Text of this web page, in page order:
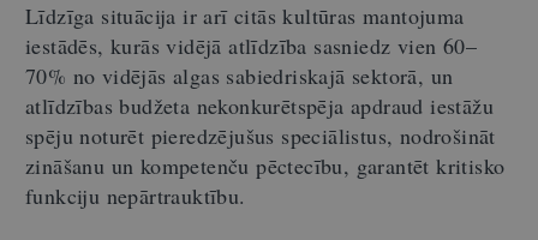
Līdzīga situācija ir arī citās kultūras mantojuma
iestādēs, kurās vidējā atlīdzība sasniedz vien 60–
70% no vidējās algas sabiedriskajā sektorā, un
atlīdzības budžeta nekonkurētspēja apdraud iestāžu
spēju noturēt pieredzējušus speciālistus, nodrošināt
zināšanu un kompetenču pēctecību, garantēt kritisko
funkciju nepārtrauktību.